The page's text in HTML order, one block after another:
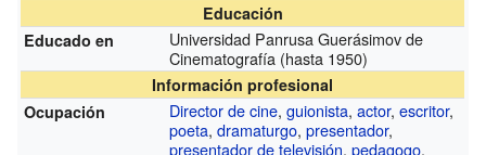
Educación
Educado en
Universidad Panrusa Guerásimov de
Cinematografía (hasta 1950)
Información profesional
Ocupación
Director de cine,guionista,actor,escritor,
poeta,dramaturgo,presentador,
presentador de televisión,pedagogo,